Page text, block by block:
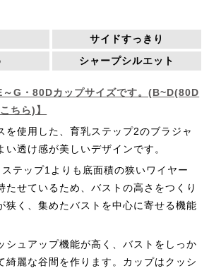
サイドすっきり
シャープシルエット
～G・80Dカップサイズです。(B~D(80D
ちら)】
を使用した、育乳ステップ2のブラジャ
い透け感が美しいデザインです。
テップ1よりも底面積の狭いワイヤー
たせているため、バストの高さをつくり
狭く、集めたバストを中心に寄せる機能
シュアップ機能が高く、バストをしっか
綺麗な谷間を作ります。カップはクッシ